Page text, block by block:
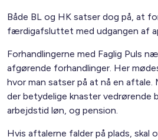
Både BL og HK satser dog på, at
færdigafsluttet med udgangen af
Forhandlingerne med Faglig Puls
afgørende forhandlinger. Her
hvor man satser på at nå en aftale.
der betydelige knaster vedrørende
arbejdstid løn, og pension.
Hvis aftalerne falder på plads, skal